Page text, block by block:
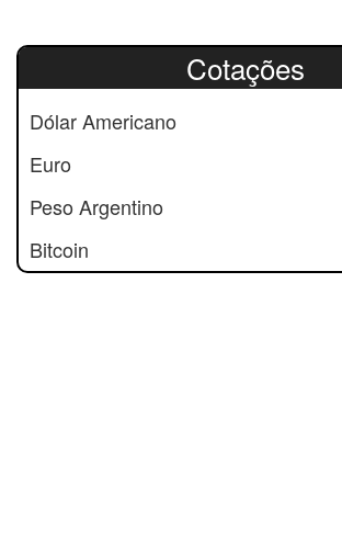
Cotações
Dólar Americano
Euro
Peso Argentino
Bitcoin